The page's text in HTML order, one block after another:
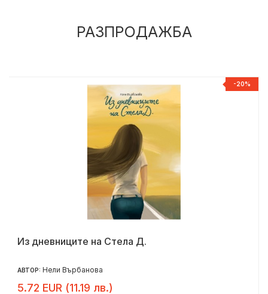
РАЗПРОДАЖБА
-20%
Из дневниците на Стела Д.
АВТОР: Нели Върбанова
5.72 EUR (11.19 лв.)